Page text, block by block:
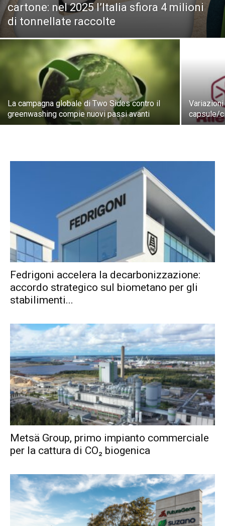
cartone: nel 2025 l’Italia sfiora 4 milioni
di tonnellate raccolte
La campagna globale di Two Sides contro il
greenwashing compie nuovi passi avanti
capsule/
Fedrigoni accelera la decarbonizzazione:
accordo strategico sul biometano per gli
stabilimenti...
Metsä Group, primo impianto commerciale
per la cattura di CO₂ biogenica